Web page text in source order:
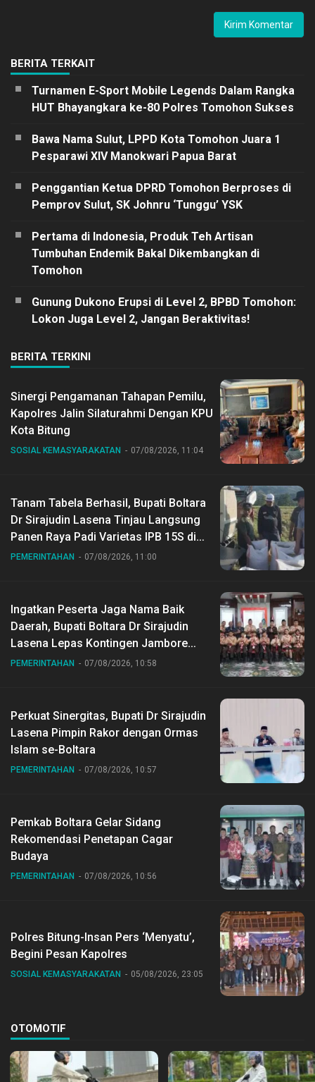
BERITA TERKAIT
Turnamen E-Sport Mobile Legends Dalam Rangka
HUT Bhayangkara ke-80 Polres Tomohon Sukses
Bawa Nama Sulut, LPPD Kota Tomohon Juara 1
Pesparawi XIV Manokwari Papua Barat
Penggantian Ketua DPRD Tomohon Berproses di
Pemprov Sulut, SK Johnru ‘Tunggu’ YSK
Pertama di Indonesia, Produk Teh Artisan
Tumbuhan Endemik Bakal Dikembangkan di
Tomohon
Gunung Dukono Erupsi di Level 2, BPBD Tomohon:
Lokon Juga Level 2, Jangan Beraktivitas!
BERITA TERKINI
Sinergi Pengamanan Tahapan Pemilu,
Kapolres Jalin Silaturahmi Dengan KPU
Kota Bitung
SOSIAL KEMASYARAKATAN 07/08/2026, 11:04
Tanam Tabela Berhasil, Bupati Boltara
Dr Sirajudin Lasena Tinjau Langsung
Panen Raya Padi Varietas IPB 15S di
Desa Gihang
PEMERINTAHAN 07/08/2026, 11:00
Ingatkan Peserta Jaga Nama Baik
Daerah, Bupati Boltara Dr Sirajudin
Lasena Lepas Kontingen Jambore
Nasional ke XII di Buperta Cibubur
PEMERINTAHAN 07/08/2026, 10:58
Perkuat Sinergitas, Bupati Dr Sirajudin
Lasena Pimpin Rakor dengan Ormas
Islam se-Boltara
PEMERINTAHAN 07/08/2026, 10:57
Pemkab Boltara Gelar Sidang
Rekomendasi Penetapan Cagar
Budaya
PEMERINTAHAN 07/08/2026, 10:56
Polres Bitung-Insan Pers ‘Menyatu’,
Begini Pesan Kapolres
SOSIAL KEMASYARAKATAN 05/08/2026, 23:05
OTOMOTIF